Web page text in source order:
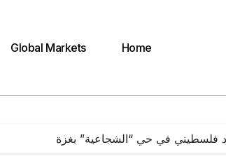
Home
Global Markets
فلسطيني في حي “الشجاعية” بغزة